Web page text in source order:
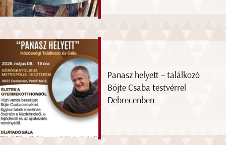
Panasz helyett – találkozó
Böjte Csaba testvérrel
Debrecenben